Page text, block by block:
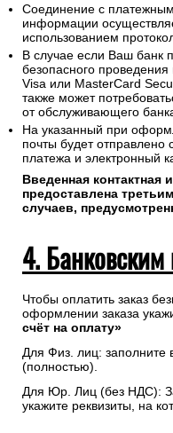
Соединение с
информации
использованием
В случае если Ваш банк
безопасного
Visa или MasterCard
также может
от обслуживающего
На указанный при
почты будет
платежа и электронный
Введенная контактная
предоставлена
случаев,
4.
Чтобы оплатить заказ
оформлении заказа
счёт на оплату»
Для Физ. лиц:
(полностью).
Для Юр. Лиц (без НДС):
укажите реквизиты, на